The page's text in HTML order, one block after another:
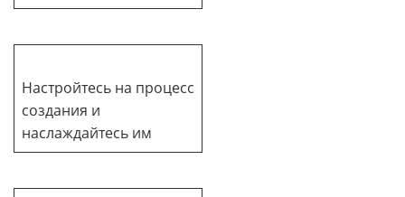
Настройтесь на процесс
создания и
наслаждайтесь им